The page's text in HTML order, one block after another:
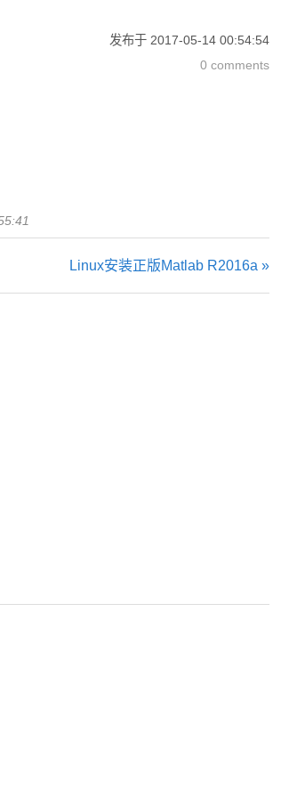
发布于 2017-05-14 00:54:54
0 comments
Linux安装正版Matlab R2016a »